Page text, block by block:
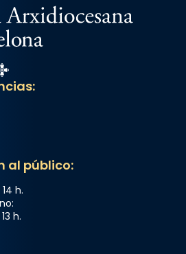
Estel Cristiana
al público:
h.
h.